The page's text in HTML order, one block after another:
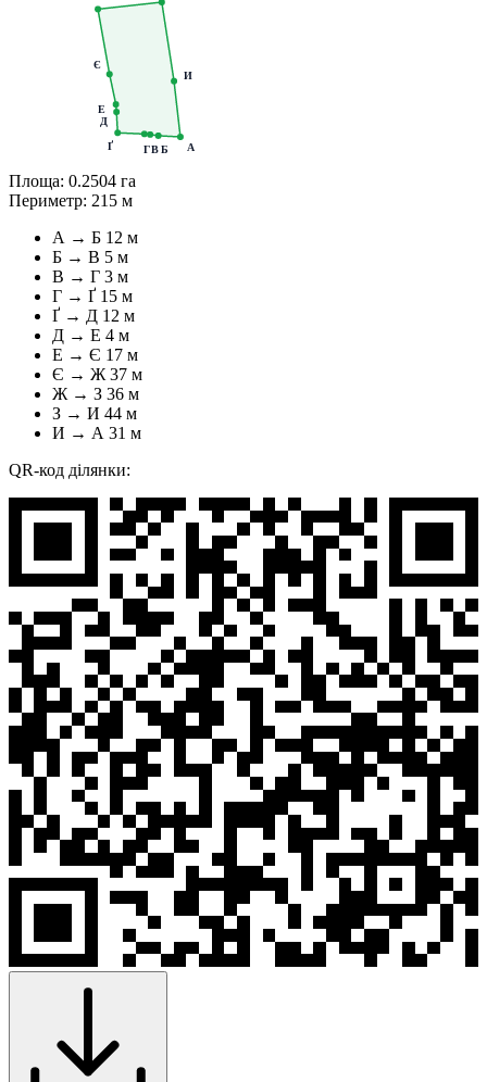
А
Б
В
Г
Ґ
Д
Е
Є
И
Площа: 0.2504 га
Периметр: 215 м
А → Б 12 м
Б → В 5 м
В → Г 3 м
Г → Ґ 15 м
Ґ → Д 12 м
Д → Е 4 м
Е → Є 17 м
Є → Ж 37 м
Ж → З 36 м
З → И 44 м
И → А 31 м
QR-код ділянки: